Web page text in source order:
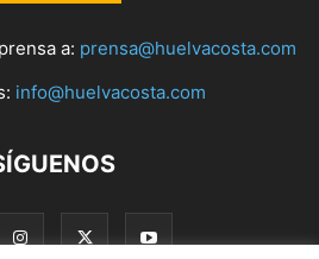
a: prensa@huelvacosta.com
info@huelvacosta.com